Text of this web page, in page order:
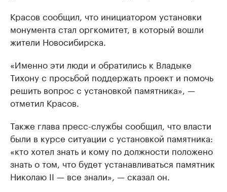
Красов сообщил, что инициатором установки
монумента стал оргкомитет, в который вошли
жители Новосибирска.
«Именно эти люди и обратились к Владыке
Тихону с просьбой поддержать проект и помочь
решить вопрос с установкой памятника», —
отметил Красов.
Также глава пресс-службы сообщил, что власти
были в курсе ситуации с установкой памятника:
«кто хотел знать и кому по должности положено
знать о том, что будет устанавливаться памятник
Николаю II — все знали», — сказал он.